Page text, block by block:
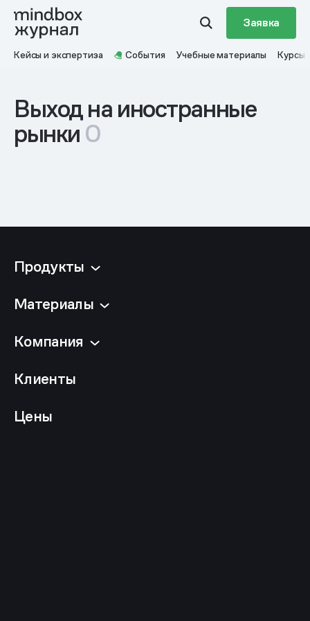
Заявка
Кейсы и экспертиза События Учебные материалы Курсы
Выход на иностранные
рынки0
Продукты
Материалы
Компания
Клиенты
Цены